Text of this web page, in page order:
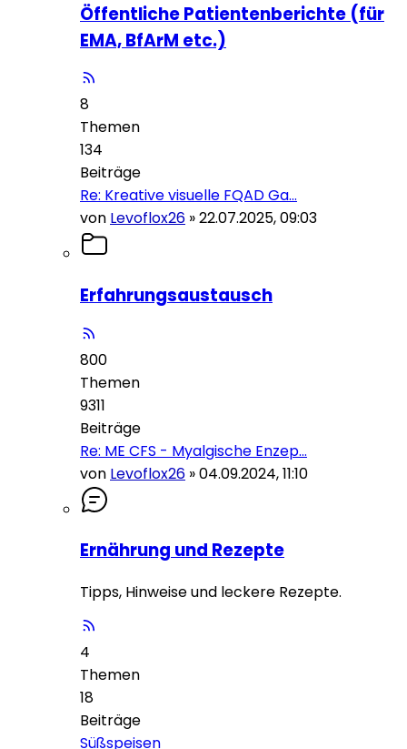
Öffentliche Patientenberichte (für
EMA, BfArM etc.)
8
Themen
134
Beiträge
Re: Kreative visuelle FQAD Ga…
von Levoflox26 »22.07.2025, 09:03
Erfahrungsaustausch
800
Themen
9311
Beiträge
Re: ME CFS - Myalgische Enzep…
von Levoflox26 »04.09.2024, 11:10
Ernährung und Rezepte
Tipps, Hinweise und leckere Rezepte.
4
Themen
18
Beiträge
Süßspeisen